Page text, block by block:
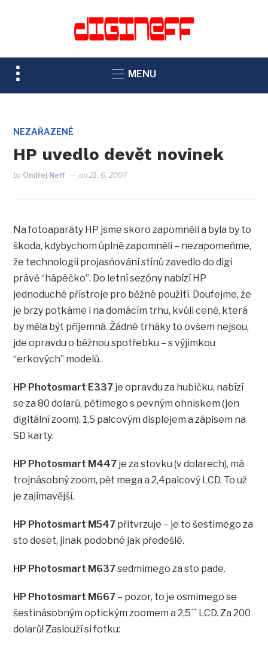
TOGGLE
SIDEBAR
NAVIGATION
MENU
NEZAŘAZENÉ
HP uvedlo devět novinek
by Ondřej Neff on21. 6. 2007
Na fotoaparáty HP jsme skoro zapomněli a byla by to
škoda, kdybychom úplně zapomněli – nezapomeňme,
že technologii projasňování stínů zavedlo do digi
právě “hápéčko”. Do letní sezóny nabízí HP
jednoduché přístroje pro běžné použití. Doufejme, že
je brzy potkáme i na domácím trhu, kvůli ceně, která
by měla být příjemná. Žádné trháky to ovšem nejsou,
jde opravdu o běžnou spotřebku – s výjimkou
“erkových” modelů.
HP Photosmart E337 je opravdu za hubičku, nabízí
se za 80 dolarů, pětimego s pevným ohniskem (jen
digitální zoom). 1,5 palcovým displejem a zápisem na
SD karty.
HP Photosmart M447 je za stovku (v dolarech), má
trojnásobný zoom, pět mega a 2,4palcový LCD. To už
je zajímavější.
HP Photosmart M547 přitvrzuje – je to šestimego za
sto deset, jinak podobné jak předešlé.
HP Photosmart M637sedmimego za sto pade.
HP Photosmart M667 – pozor, to je osmimego se
šestinásobným optickým zoomem a 2,5´´ LCD. Za 200
dolarů! Zaslouží si fotku: